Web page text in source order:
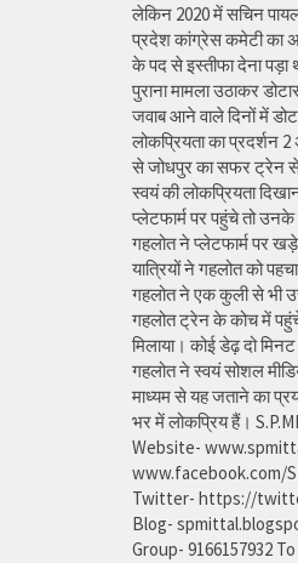
लेकिन 2020 में सचिन
प्रदेश कांग्रेस कमेटी का
के पद से इस्तीफा देना पड़ा
पुराना मामला उठाकर
जवाब आने वाले दिनों में
लोकप्रियता का प्रदर्शन
से जोधपुर का सफर ट्रेन
स्वयं की लोकप्रियता
प्लेटफार्म पर पहुंचे तो
गहलोत ने प्लेटफार्म पर
यात्रियों ने गहलोत को
गहलोत ने एक कुली से भी
गहलोत ट्रेन के कोच में
मिलाया। कोई डेढ़ दो
गहलोत ने स्वयं सोशल
माध्यम से यह जताने का
भर में लोकप्रिय हैं।
Website-
www.facebook.com/
Twitter- https://
Blog-
Group- 9166157932